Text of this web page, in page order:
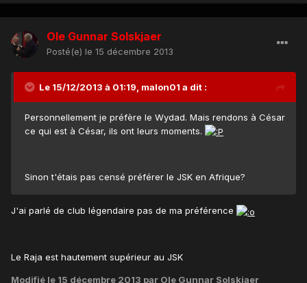
Ole Gunnar Solskjaer
Posté(e) le 15 décembre 2013
Le 15/12/2013 à 01:19, malon01 a dit :
Personnellement je préfère le Wydad. Mais rendons à César
ce qui est à César, ils ont leurs moments.
Sinon t'étais pas censé préférer le JSK en Afrique?
J'ai parlé de club légendaire pas de ma préférence
Le Raja est hautement supérieur au JSK
Modifié le 15 décembre 2013 par Ole Gunnar Solskjaer